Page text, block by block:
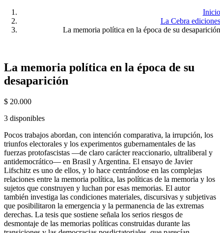
Inicio
La Cebra ediciones
La memoria política en la época de su desaparición
La memoria política en la época de su
desaparición
$ 20.000
3 disponibles
Pocos trabajos abordan, con intención comparativa, la irrupción, los
triunfos electorales y los experimentos gubernamentales de las
fuerzas protofascistas —de claro carácter reaccionario, ultraliberal y
antidemocrático— en Brasil y Argentina. El ensayo de Javier
Lifschitz es uno de ellos, y lo hace centrándose en las complejas
relaciones entre la memoria política, las políticas de la memoria y los
sujetos que construyen y luchan por esas memorias. El autor
también investiga las condiciones materiales, discursivas y subjetivas
que posibilitaron la emergencia y la permanencia de las extremas
derechas. La tesis que sostiene señala los serios riesgos de
desmontaje de las memorias políticas construidas durante las